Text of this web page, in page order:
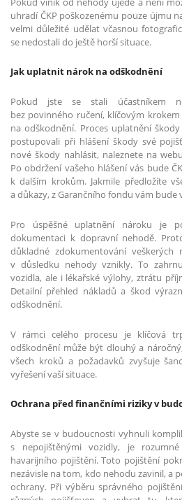
uhradí ČKP poškozenému pouze újmu
velmi důležité udělat včasnou
se nedostali do ještě horší situace.
Jak uplatnit nárok na odškodnění
Pokud jste se stali účastníkem
bez povinného ručení, klíčovým
na odškodnění. Proces uplatnění
postupovali při hlášení škody své
nové škody nahlásit, naleznete na
Po obdržení vašeho hlášení vás bude
k dalším krokům. Jakmile předložíte
a důkazy, z Garančního fondu vám
Pro úspěšné uplatnění nároku je
dokumentaci k dopravní nehodě.
důkladné zdokumentování
v důsledku nehody vznikly. To
vozidla, ale i lékařské výlohy, ztrátu
Detailní přehled nákladů a škod
odškodnění.
V rámci celého procesu je klíčová
odškodnění může být dlouhý a
všech kroků a požadavků zvyšuje
vyřešení vaší situace.
Ochrana před finančními riziky v
Abyste se v budoucnosti vyhnuli
s nepojištěnými vozidly, je
havarijního pojištění. Toto pojištění
nezávisle na tom, kdo nehodu zavinil, a
ochrany. Při výběru správného